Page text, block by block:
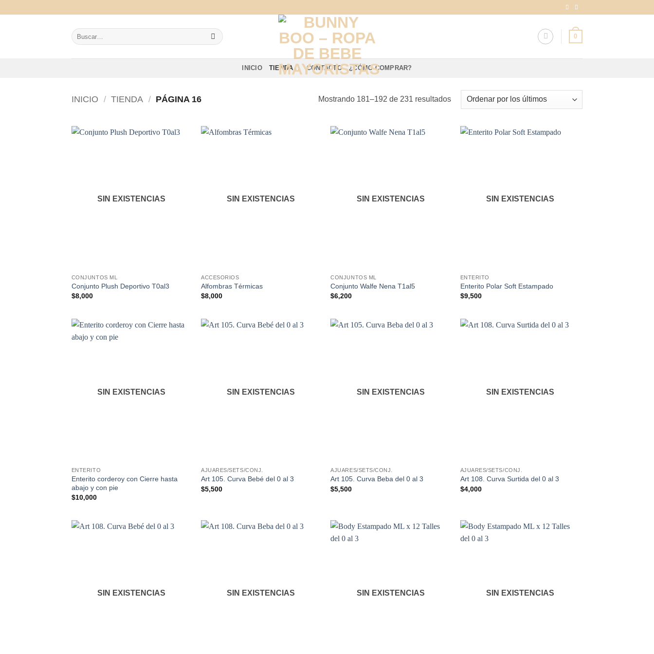
Buscar
por:
0
INICIO TIENDA CONTACTO ¿CÓMO COMPRAR?
INICIO / TIENDA / PÁGINA 16 Mostrando 181–192 de 231 resultadosOrdenado
por
últimos
SIN EXISTENCIAS
CONJUNTOS ML
Conjunto Plush Deportivo T0al3
$8,000
SIN EXISTENCIAS
ACCESORIOS
Alfombras Térmicas
$8,000
SIN EXISTENCIAS
CONJUNTOS ML
Conjunto Walfe Nena T1al5
$6,200
SIN EXISTENCIAS
ENTERITO
Enterito Polar Soft Estampado
$9,500
SIN EXISTENCIAS
ENTERITO
Enterito corderoy con Cierre hasta
abajo y con pie
$10,000
SIN EXISTENCIAS
AJUARES/SETS/CONJ.
Art 105. Curva Bebé del 0 al 3
$5,500
SIN EXISTENCIAS
AJUARES/SETS/CONJ.
Art 105. Curva Beba del 0 al 3
$5,500
SIN EXISTENCIAS
AJUARES/SETS/CONJ.
Art 108. Curva Surtida del 0 al 3
$4,000
SIN EXISTENCIAS SIN EXISTENCIAS SIN EXISTENCIAS SIN EXISTENCIAS